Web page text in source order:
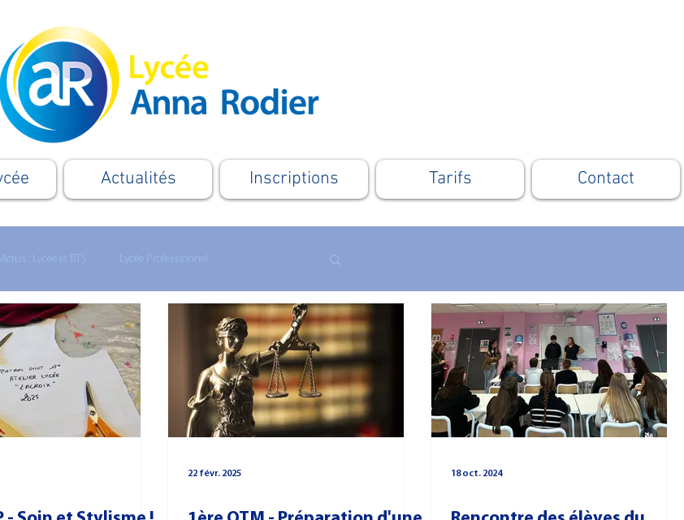
Actualités Inscriptions Tarifs Contact
Actus : Lycée et BTS Lycée Professionnel
Apprentissage Cordées
- Concours
22 févr. 2025 18 oct. 2024